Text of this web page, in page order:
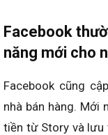
Facebook
năng mới cho
Facebook cũng
nhà bán hàng. Mới
tiền từ Story và